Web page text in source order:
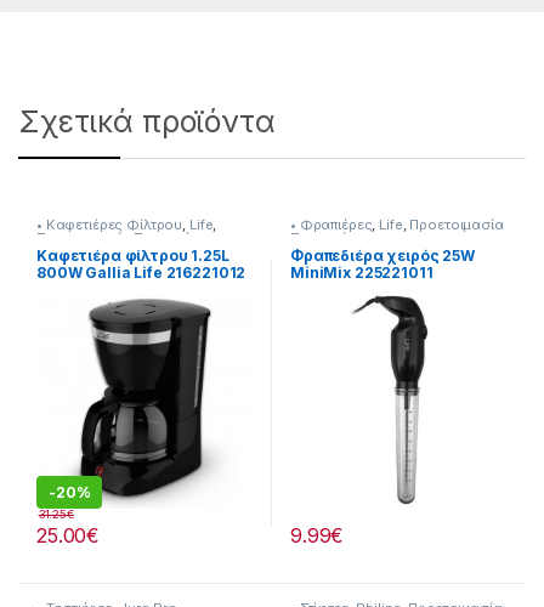
Σχετικά προϊόντα
• Καφετιέρες Φίλτρου, Life,
Προετοιμασία Πρωινού
Καφετιέρα φίλτρου 1.25L
800W Gallia Life 216221012
-20%
25.00€
31.25€
• Φραπιέρες, Life, Προετοιμασία
Πρωινού
Φραπεδιέρα χειρός 25W
MiniMix 225221011
9.99€